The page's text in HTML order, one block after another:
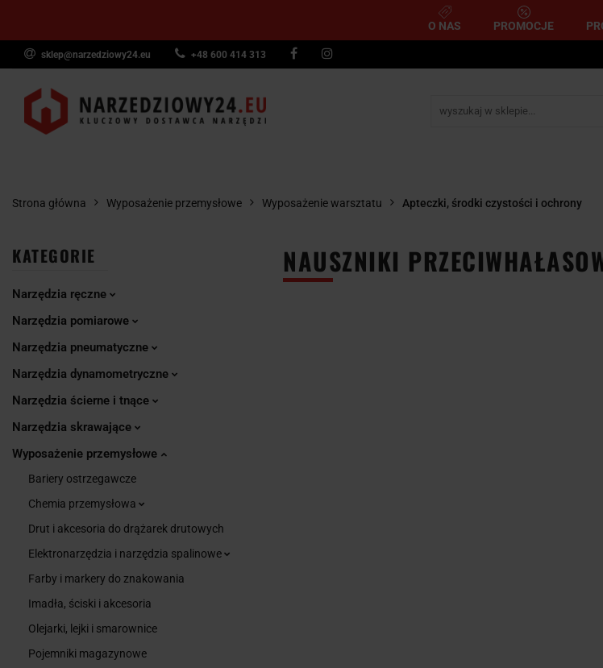
O NAS PROMOCJE
sklep@narzedziowy24.eu +48 600 414 313
Narzędzia ręczne Narzędzia pomiarowe
Narzędzia dynamometryczne
Strona główna Wyposażenie przemysłowe Wyposażenie warsztatu Apteczki, środki czystości i ochrony
KATEGORIE
Narzędzia ręczne
Narzędzia pomiarowe
Narzędzia pneumatyczne
Narzędzia dynamometryczne
Narzędzia ścierne i tnące
Narzędzia skrawające
Wyposażenie przemysłowe
Bariery ostrzegawcze
Chemia przemysłowa
Drut i akcesoria do drążarek drutowych
Elektronarzędzia i narzędzia spalinowe
Farby i markery do znakowania
Imadła, ściski i akcesoria
Olejarki, lejki i smarownice
Pojemniki magazynowe
NAUSZNIKI